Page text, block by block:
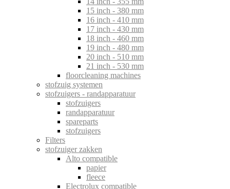
15 inch - 380 mm
16 inch - 410 mm
17 inch - 430 mm
18 inch - 460 mm
19 inch - 480 mm
20 inch - 510 mm
21 inch - 530 mm
floorcleaning machines
stofzuig systemen
stofzuigers - randapparatuur
stofzuigers
randapparatuur
spareparts
stofzuigers
Filters
stofzuiger zakken
Alto compatible
papier
fleece
Electrolux compatible